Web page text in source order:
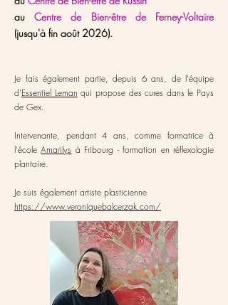
auCentre de Bien-être de Ferney-Voltaire
(jusqu'à fin août 2026).
Je fais également partie, depuis 6 ans, de l'équipe
d'Essentiel Leman qui propose des cures dans le Pays
de Gex.
Intervenante, pendant 4 ans, comme formatrice à
l'écoleAmarilys à Fribourg - formation en réflexologie
plantaire.
Je suis également artiste plasticienne
https://www.veroniquebalcerzak.com/